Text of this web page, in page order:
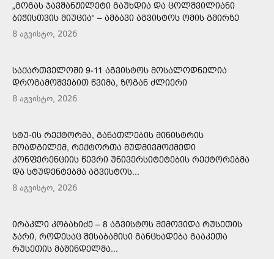
„ᲒᲝᲒᲐᲡ ᲯᲐᲕᲨᲐᲜᲟᲘᲚᲔᲢᲘ ᲒᲐᲣᲮᲓᲘᲐ ᲓᲐ ᲪᲝᲚᲨᲕᲘᲚᲘᲐᲜᲘ
ᲑᲘᲭᲘᲡᲗᲕᲘᲡ ᲛᲘᲣᲪᲘᲐ“ – ᲐᲛᲑᲐᲕᲘ ᲐᲒᲕᲘᲡᲢᲝᲡ ᲝᲛᲘᲡ ᲒᲛᲘᲠᲖᲔ
8 აგვისტო, 2026
ᲡᲐᲥᲐᲠᲗᲕᲔᲚᲝᲨᲘ 9-11 ᲐᲒᲕᲘᲡᲢᲝᲡ ᲛᲝᲡᲐᲚᲝᲓᲜᲔᲚᲘᲐ
ᲓᲠᲝᲒᲐᲛᲝᲨᲕᲔᲑᲘᲗ ᲬᲕᲘᲛᲐ, ᲖᲝᲒᲐᲜ ᲫᲚᲘᲔᲠᲘ
8 აგვისტო, 2026
ᲡᲢᲣ-ᲘᲡ ᲠᲔᲥᲢᲝᲠᲛᲐ, ᲒᲐᲜᲐᲗᲚᲔᲑᲘᲡ ᲛᲘᲜᲘᲡᲢᲠᲘᲡ
ᲛᲝᲐᲓᲒᲘᲚᲔᲛ, ᲠᲔᲥᲢᲝᲠᲗᲐ ᲛᲣᲓᲛᲘᲕᲛᲝᲥᲛᲔᲓᲘ
ᲙᲝᲜᲤᲔᲠᲔᲜᲪᲘᲘᲡ ᲬᲔᲕᲠᲘ ᲣᲜᲘᲕᲔᲠᲡᲘᲢᲔᲢᲔᲑᲘᲡ ᲠᲔᲥᲢᲝᲠᲔᲑᲛᲐ
ᲓᲐ ᲡᲢᲣᲓᲔᲜᲢᲔᲑᲛᲐ ᲐᲒᲕᲘᲡᲢᲝᲡ...
8 აგვისტო, 2026
ᲘᲠᲐᲙᲚᲘ ᲙᲝᲑᲐᲮᲘᲫᲔ – 8 ᲐᲒᲕᲘᲡᲢᲝᲡ ᲨᲔᲛᲝᲕᲘᲓᲐ ᲠᲣᲡᲔᲗᲘᲡ
ᲯᲐᲠᲘ, ᲠᲝᲓᲔᲡᲐᲪ ᲨᲔᲡᲐᲑᲐᲛᲘᲡᲘ ᲒᲐᲜᲪᲮᲐᲓᲔᲑᲐ ᲒᲐᲐᲙᲔᲗᲐ
ᲠᲣᲡᲔᲗᲘᲡ ᲛᲐᲨᲘᲜᲓᲔᲚᲛᲐ...